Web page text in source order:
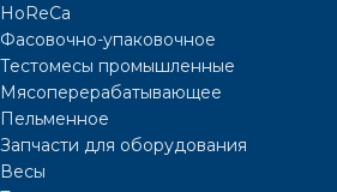
HoReCa
Фасовочно-упаковочное
Тестомесы промышленные
Мясоперерабатывающее
Пельменное
Запчасти для оборудования
Весы